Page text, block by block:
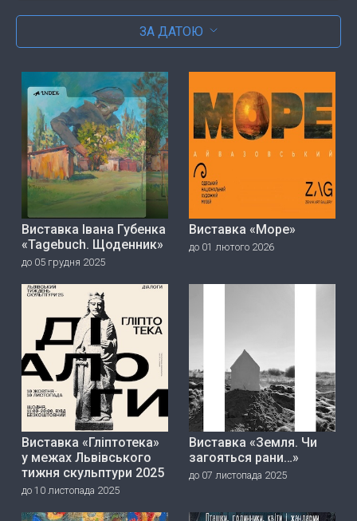
ЗА ДАТОЮ
Виставка Івана Губенка
«Tagebuch. Щоденник»
до 05 грудня 2025
Виставка «Море»
до 01 лютого 2026
Виставка «Гліптотека»
у межах Львівського
тижня скульптури 2025
до 10 листопада 2025
Виставка «Земля. Чи
загояться рани…»
до 07 листопада 2025